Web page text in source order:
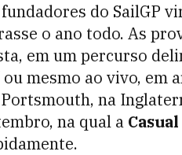
fundadores do SailGP
o ano todo. As
em um percurso
ou mesmo ao vivo, em
na
na qual a